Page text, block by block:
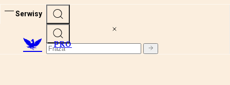
Serwisy
PRO